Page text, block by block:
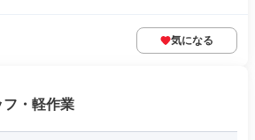
気になる
・軽作業